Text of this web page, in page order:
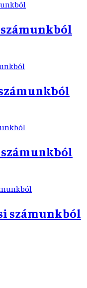
számunkból